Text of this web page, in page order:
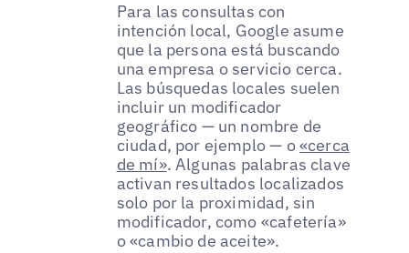
Para las consultas con
intención local, Google asume
que la persona está buscando
una empresa o servicio cerca.
Las búsquedas locales suelen
incluir un modificador
geográfico — un nombre de
ciudad, por ejemplo — o«cerca
de mí». Algunas palabras clave
activan resultados localizados
solo por la proximidad, sin
modificador, como «cafetería»
o «cambio de aceite».